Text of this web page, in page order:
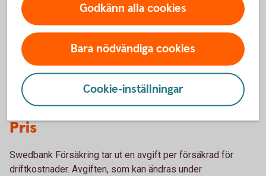
pengar, efter avdrag för kapitalförvaltningsavgift, tillförs
över tiden kollektivet av sparare inom SAF-LO i form av
total-avkastning. Avkastningen av tillgångarna fördelas på
försäkringarna genom en av Swedbank Försäkring vid var
tid bestämd avkastningsränta. Avkastningsräntan bestäms
som en funktion av totalavkastningen och värdet av
förväntade garantiutbetalningar.
Pris
Swedbank Försäkring tar ut en avgift per försäkrad för
driftkostnader. Avgiften, som kan ändras under
Godkänn alla cookies
Bara nödvändiga cookies
Cookie-inställningar